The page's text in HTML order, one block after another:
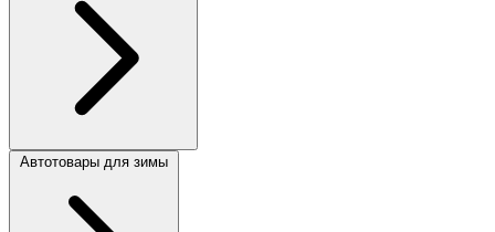
Автотовары для зимы